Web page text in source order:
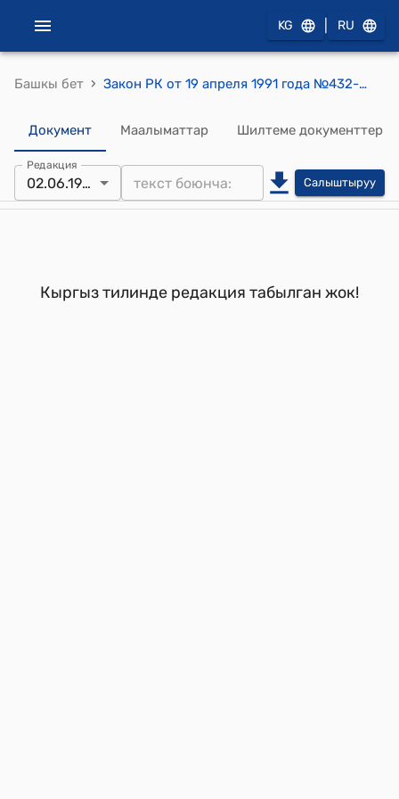
KG RU
Башкы бет › Закон РК от 19 апреля 1991 года №432-XII "О земельной реформе"
Документ Маалыматтар Шилтеме документтер
Редакция
02.06.1999 Салыштыруу
Кыргыз тилинде редакция табылган жок!